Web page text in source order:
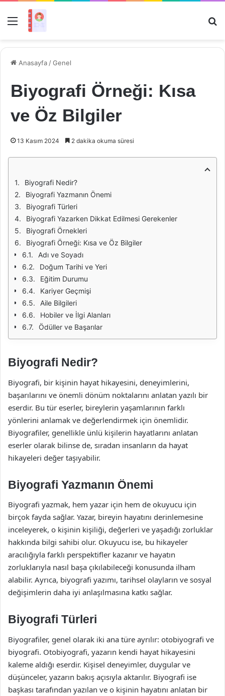
Menü
Anasayfa /Genel
Biyografi Örneği: Kısa
ve Öz Bilgiler
13 Kasım 2024 2 dakika okuma süresi
Biyografi Nedir?
Biyografi Yazmanın Önemi
Biyografi Türleri
Biyografi Yazarken Dikkat Edilmesi Gerekenler
Biyografi Örnekleri
Biyografi Örneği: Kısa ve Öz Bilgiler
Adı ve Soyadı
Doğum Tarihi ve Yeri
Eğitim Durumu
Kariyer Geçmişi
Aile Bilgileri
Hobiler ve İlgi Alanları
Ödüller ve Başarılar
Biyografi Nedir?
Biyografi, bir kişinin hayat hikayesini, deneyimlerini,
başarılarını ve önemli dönüm noktalarını anlatan yazılı bir
eserdir. Bu tür eserler, bireylerin yaşamlarının farklı
yönlerini anlamak ve değerlendirmek için önemlidir.
Biyografiler, genellikle ünlü kişilerin hayatlarını anlatan
eserler olarak bilinse de, sıradan insanların da hayat
hikayeleri değer taşıyabilir.
Biyografi Yazmanın Önemi
Biyografi yazmak, hem yazar için hem de okuyucu için
birçok fayda sağlar. Yazar, bireyin hayatını derinlemesine
inceleyerek, o kişinin kişiliği, değerleri ve yaşadığı zorluklar
hakkında bilgi sahibi olur. Okuyucu ise, bu hikayeler
aracılığıyla farklı perspektifler kazanır ve hayatın
zorluklarıyla nasıl başa çıkılabileceği konusunda ilham
alabilir. Ayrıca, biyografi yazımı, tarihsel olayların ve sosyal
değişimlerin daha iyi anlaşılmasına katkı sağlar.
Biyografi Türleri
Biyografiler, genel olarak iki ana türe ayrılır: otobiyografi ve
biyografi. Otobiyografi, yazarın kendi hayat hikayesini
kaleme aldığı eserdir. Kişisel deneyimler, duygular ve
düşünceler, yazarın bakış açısıyla aktarılır. Biyografi ise
başkası tarafından yazılan ve o kişinin hayatını anlatan bir